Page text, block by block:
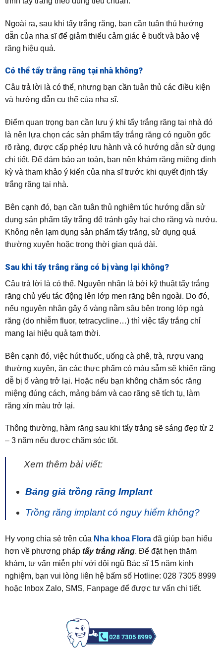
Ngoài ra, sau khi tẩy trắng răng, bạn cần tuân thủ hướng
dẫn của nha sĩ để giảm thiểu cảm giác ê buốt và bảo vệ
răng hiệu quả.
Có thể tẩy trắng răng tại nhà không?
Câu trả lời là có thể, nhưng bạn cần tuân thủ các điều kiện
và hướng dẫn cụ thể của nha sĩ.
Điểm quan trọng bạn cần lưu ý khi tẩy trắng răng tại nhà đó
là nên lựa chọn các sản phẩm tẩy trắng răng có nguồn gốc
rõ ràng, được cấp phép lưu hành và có hướng dẫn sử dụng
chi tiết. Để đảm bảo an toàn, bạn nên khám răng miệng định
kỳ và tham khảo ý kiến của nha sĩ trước khi quyết định tẩy
trắng răng tại nhà.
Bên cạnh đó, bạn cần tuân thủ nghiêm túc hướng dẫn sử
dụng sản phẩm tẩy trắng để tránh gây hại cho răng và nướu.
Không nên lạm dụng sản phẩm tẩy trắng, sử dụng quá
thường xuyên hoặc trong thời gian quá dài.
Sau khi tẩy trắng răng có bị vàng lại không?
Câu trả lời là có thể. Nguyên nhân là bởi kỹ thuật tẩy trắng
răng chủ yếu tác động lên lớp men răng bên ngoài. Do đó,
nếu nguyên nhân gây ố vàng nằm sâu bên trong lớp ngà
răng (do nhiễm fluor, tetracycline…) thì việc tẩy trắng chỉ
mang lại hiệu quả tạm thời.
Bên cạnh đó, việc hút thuốc, uống cà phê, trà, rượu vang
thường xuyên, ăn các thực phẩm có màu sẫm sẽ khiến răng
dễ bị ố vàng trở lại. Hoặc nếu bạn không chăm sóc răng
miệng đúng cách, mảng bám và cao răng sẽ tích tụ, làm
răng xỉn màu trở lại.
Thông thường, hàm răng sau khi tẩy trắng sẽ sáng đẹp từ 2
– 3 năm nếu được chăm sóc tốt.
Xem thêm bài viết:
Bảng giá trồng răng Implant
Trồng răng implant có nguy hiểm không?
Hy vọng chia sẻ trên của Nha khoa Florađã giúp bạn hiểu
hơn về phương pháp tẩy trắng răng. Để đặt hẹn thăm
khám, tư vấn miễn phí với đội ngũ Bác sĩ 15 năm kinh
nghiệm, bạn vui lòng liên hệ bấm số Hotline: 028 7305 8999
hoặc Inbox Zalo, SMS, Fanpage để được tư vấn chi tiết.